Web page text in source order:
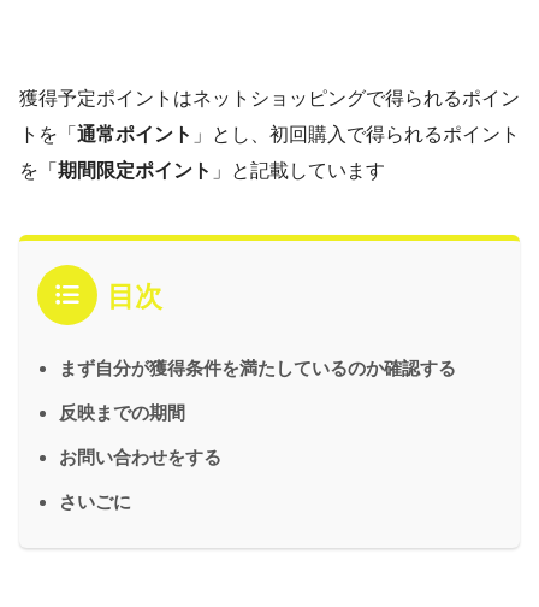
獲得予定ポイントはネットショッピングで得られるポイン
トを「 通常ポイント 」とし、初回購入で得られるポイント
を「 期間限定ポイント 」と記載しています
目次
まず自分が獲得条件を満たしているのか確認する
反映までの期間
お問い合わせをする
さいごに